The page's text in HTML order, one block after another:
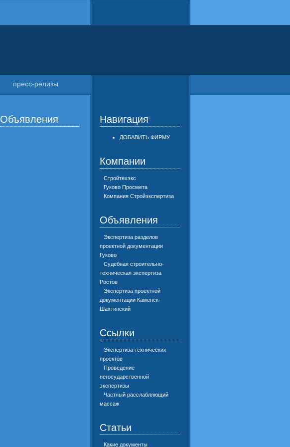
пресс-релизы
Объявления Навигация
ДОБАВИТЬ ФИРМУ
Компании
Стройтехэкс
Гуково Просмета
Компания Стройэкспертиза
Объявления
Экспертиза разделов
проектной документации
Гуково
Судебная строительно-
техническая экспертиза
Ростов
Экспертиза проектной
документации Каменск-
Шахтинский
Ссылки
Экспертиза технических
проектов
Проведение
негосударственной
экспертизы
Частный расслабляющий
массаж
Статьи
Какие документы